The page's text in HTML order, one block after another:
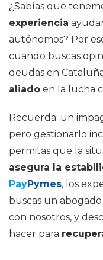
¿Sabías que
experiencia
autónomos? Por
cuando buscas
deudas en
aliado en la lucha
Recuerda: un
pero gestionarlo
permitas que la
asegura la
PayPymes, los
buscas un
con nosotros, y
hacer para